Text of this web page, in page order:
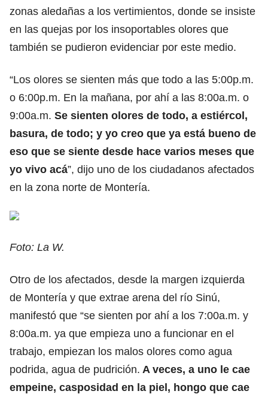
zonas aledañas a los vertimientos, donde se insiste
en las quejas por los insoportables olores que
también se pudieron evidenciar por este medio.
“Los olores se sienten más que todo a las 5:00p.m.
o 6:00p.m. En la mañana, por ahí a las 8:00a.m. o
9:00a.m. Se sienten olores de todo, a estiércol,
basura, de todo; y yo creo que ya está bueno de
eso que se siente desde hace varios meses que
yo vivo acá”, dijo uno de los ciudadanos afectados
en la zona norte de Montería.
Foto: La W.
Otro de los afectados, desde la margen izquierda
de Montería y que extrae arena del río Sinú,
manifestó que “se sienten por ahí a los 7:00a.m. y
8:00a.m. ya que empieza uno a funcionar en el
trabajo, empiezan los malos olores como agua
podrida, agua de pudrición. A veces, a uno le cae
empeine, casposidad en la piel, hongo que cae